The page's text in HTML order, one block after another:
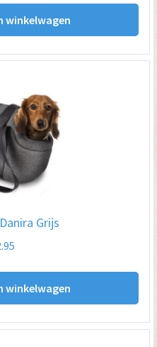
winkelwagen
Grijs
winkelwagen